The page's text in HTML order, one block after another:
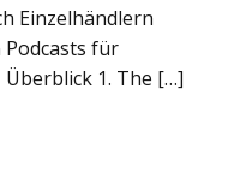
Einzelhändlern
Podcasts für
1. The […]